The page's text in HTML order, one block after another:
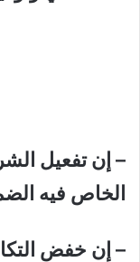
– إن تفعيل
الخاص فيه
– إن خفض